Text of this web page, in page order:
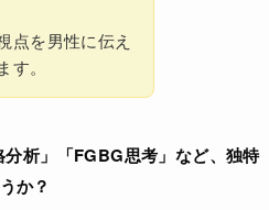
点を男性に伝え
。
析」「FGBG思考」など、独特
か？